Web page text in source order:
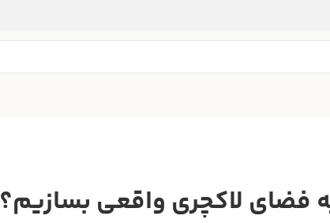
فضای لاکچری واقعی بسازیم؟